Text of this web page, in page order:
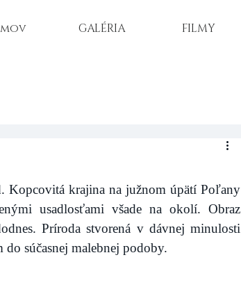
GALÉRIA FILMY
Kopcovitá krajina na južnom úpätí Poľany
usadlosťami všade na okolí. Obraz
Príroda stvorená v dávnej minulosti
súčasnej malebnej podoby.